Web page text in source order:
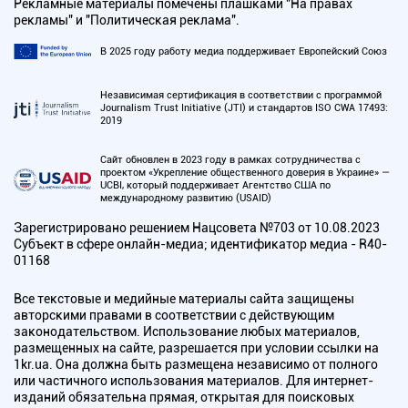
Рекламные материалы помечены плашками "На правах
рекламы" и "Политическая реклама".
В 2025 году работу медиа поддерживает Европейский Союз
Независимая сертификация в соответствии с программой
Journalism Trust Initiative (JTI) и стандартов ISO CWA 17493:
2019
Сайт обновлен в 2023 году в рамках сотрудничества с
проектом «Укрепление общественного доверия в Украине» —
UCBI, который поддерживает Агентство США по
международному развитию (USAID)
Зарегистрировано решением Нацсовета №703 от 10.08.2023
Субъект в сфере онлайн-медиа; идентификатор медиа - R40-
01168
Все текстовые и медийные материалы сайта защищены
авторскими правами в соответствии с действующим
законодательством. Использование любых материалов,
размещенных на сайте, разрешается при условии ссылки на
1kr.ua. Она должна быть размещена независимо от полного
или частичного использования материалов. Для интернет-
изданий обязательна прямая, открытая для поисковых